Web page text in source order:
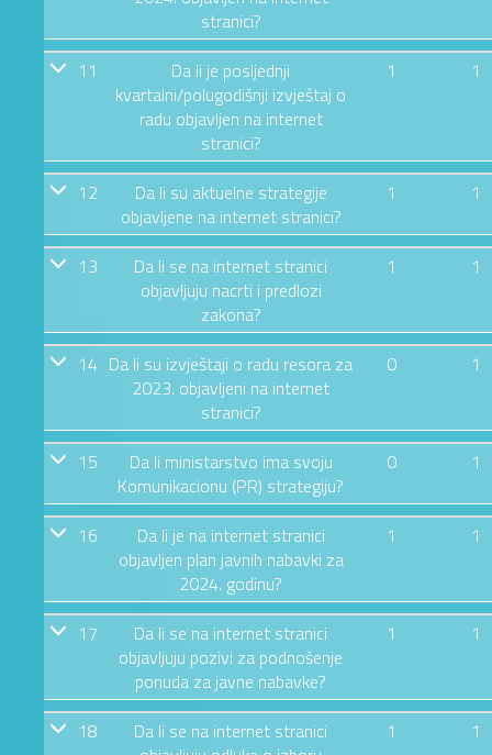
stranici?
11
Da li je posljednji
kvartalni/polugodišnji izvještaj o
radu objavljen na internet
stranici?
1 1
12
Da li su aktuelne strategije
objavljene na internet stranici?
1 1
13
Da li se na internet stranici
objavljuju nacrti i predlozi
zakona?
1 1
14 Da li su izvještaji o radu resora za
2023. objavljeni na internet
stranici?
0 1
15
Da li ministarstvo ima svoju
Komunikacionu (PR) strategiju?
0 1
16
Da li je na internet stranici
objavljen plan javnih nabavki za
2024. godinu?
1 1
17
Da li se na internet stranici
objavljuju pozivi za podnošenje
ponuda za javne nabavke?
1 1
18
Da li se na internet stranici
1 1